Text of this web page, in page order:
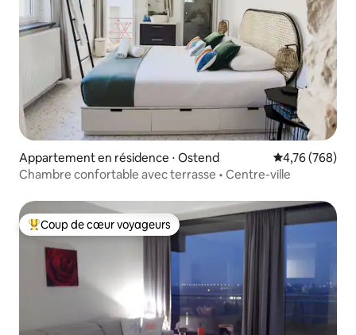
Appartement en résidence ⋅ Ostend Évaluation
4,76 (768)
Chambre confortable avec terrasse • Centre-ville
Coups de cœur voyageurs les plus appréciés
Coup de cœur voyageurs